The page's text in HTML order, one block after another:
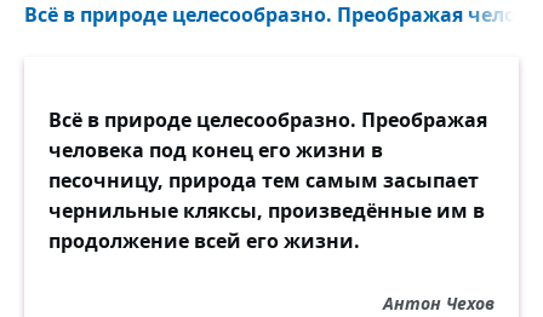
Всё в природе целесообразно. Преображая
Всё в природе целесообразно. Преображая
человека под конец его жизни в
песочницу, природа тем самым засыпает
чернильные кляксы, произведённые им в
продолжение всей его жизни.
Антон Чехов